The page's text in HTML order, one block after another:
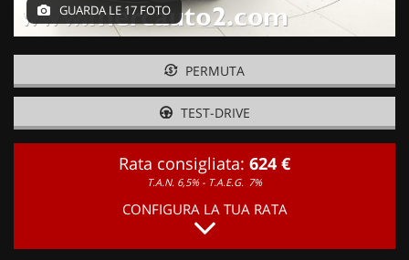
GUARDA LE 17 FOTO
PERMUTA
TEST-DRIVE
Rata consigliata: 624 €
T.A.N. 6,5% - T.A.E.G. 7%
CONFIGURA LA TUA RATA